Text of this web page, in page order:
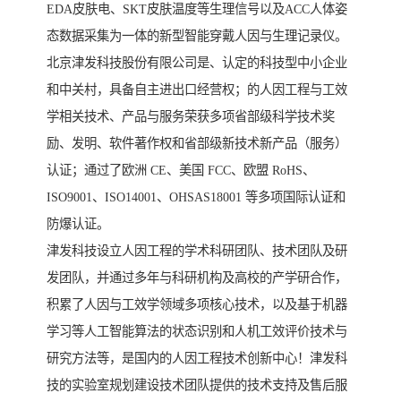
EDA皮肤电、SKT皮肤温度等生理信号以及ACC人体姿
态数据采集为一体的新型智能穿戴人因与生理记录仪。
北京津发科技股份有限公司是、认定的科技型中小企业
和中关村，具备自主进出口经营权；的人因工程与工效
学相关技术、产品与服务荣获多项省部级科学技术奖
励、发明、软件著作权和省部级新技术新产品（服务）
认证；通过了欧洲 CE、美国 FCC、欧盟 RoHS、
ISO9001、ISO14001、OHSAS18001 等多项国际认证和
防爆认证。
津发科技设立人因工程的学术科研团队、技术团队及研
发团队，并通过多年与科研机构及高校的产学研合作，
积累了人因与工效学领域多项核心技术，以及基于机器
学习等人工智能算法的状态识别和人机工效评价技术与
研究方法等，是国内的人因工程技术创新中心！津发科
技的实验室规划建设技术团队提供的技术支持及售后服